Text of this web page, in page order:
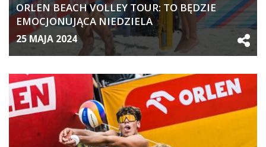
ORLEN BEACH VOLLEY TOUR: TO BĘDZIE
EMOCJONUJĄCA NIEDZIELA
25 MAJA 2024